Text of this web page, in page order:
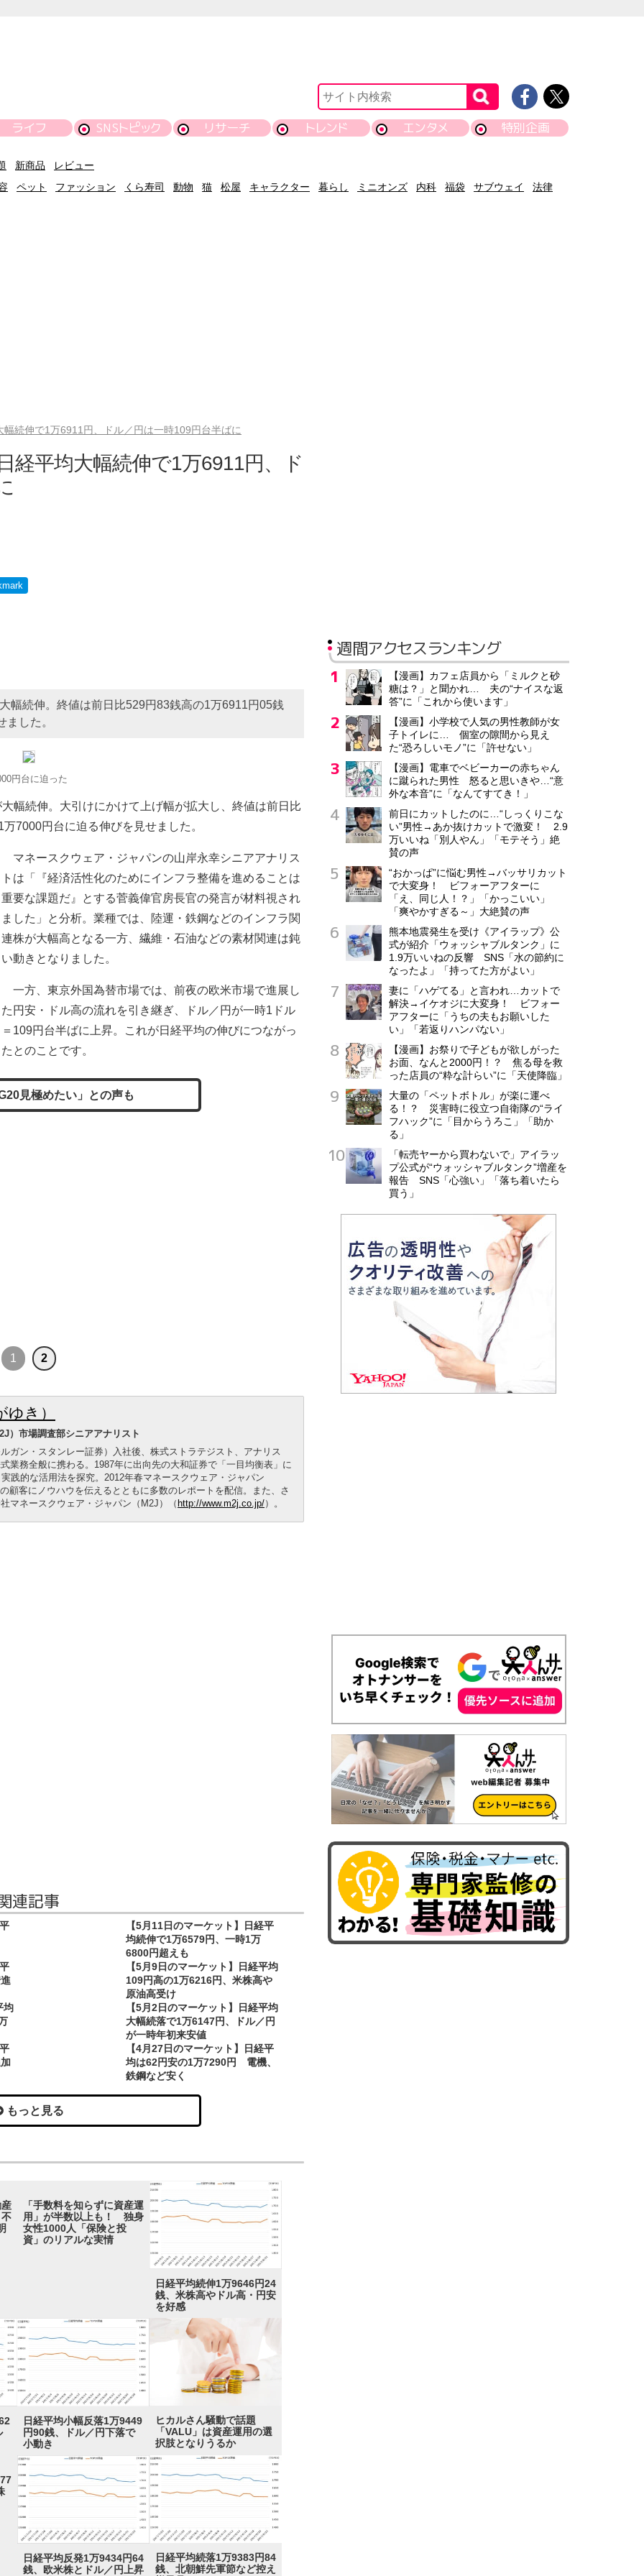
ライフ SNSトピック リサーチ トレンド エンタメ 特別企画
新商品
レビュー
ペット ファッション くら寿司 動物 猫 松屋 キャラクター 暮らし ミニオンズ 内科 福袋 サブウェイ
法律
幅続伸で1万6911円、ドル／円は一時109円台半ばに
経平均大幅続伸で1万6911円、ド
幅続伸。終値は前日比529円83銭高の1万6911円05銭
した。
円台に迫った
幅続伸。大引けにかけて上げ幅が拡大し、終値は前日比
7000円台に迫る伸びを見せました。
マネースクウェア・ジャパンの山岸永幸シニアアナリス
トは「『経済活性化のためにインフラ整備を進めることは
重要な課題だ』とする菅義偉官房長官の発言が材料視され
ました」と分析。業種では、陸運・鉄鋼などのインフラ関
連株が大幅高となる一方、繊維・石油などの素材関連は鈍
い動きとなりました。
一方、東京外国為替市場では、前夜の欧米市場で進展し
た円安・ドル高の流れを引き継ぎ、ドル／円が一時1ドル
＝109円台半ばに上昇。これが日経平均の伸びにつながっ
たとのことです。
見極めたい」との声も
1 2
き）
）市場調査部シニアアナリスト
ガン・スタンレー証券）入社後、株式ストラテジスト、アナリス
業務全般に携わる。1987年に出向先の大和証券で「一目均衡表」に
践的な活用法を探究。2012年春マネースクウェア・ジャパン
顧客にノウハウを伝えるとともに多数のレポートを配信。また、さ
マネースクウェア・ジャパン（M2J）（ http://www.m2j.co.jp/）。
連記事
【5月11日のマーケット】日経平
均続伸で1万6579円、一時1万
6800円超えも
【5月9日のマーケット】日経平均
109円高の1万6216円、米株高や
原油高受け
均
【5月2日のマーケット】日経平均
大幅続落で1万6147円、ドル／円
が一時年初来安値
【4月27日のマーケット】日経平
均は62円安の1万7290円 電機、
鉄鋼など安く
もっと見る
「手数料を知らずに資産運
用」が半数以上も！ 独身
女性1000人「保険と投
資」のリアルな実情
日経平均続伸1万9646円24
銭、米株高やドル高・円安
を好感
日経平均小幅反落1万9449
円90銭、ドル／円下落で
小動き
ヒカルさん騒動で話題
「VALU」は資産運用の選
択肢となりうるか
日経平均反発1万9434円64
銭、欧米株とドル／円上昇
日経平均続落1万9383円84
銭、北朝鮮先軍節など控え
週間アクセスランキング
【漫画】カフェ店員から「ミルクと砂
糖は？」と聞かれ… 夫の“ナイスな返
答”に「これから使います」
【漫画】小学校で人気の男性教師が女
子トイレに… 個室の隙間から見え
た“恐ろしいモノ”に「許せない」
【漫画】電車でベビーカーの赤ちゃん
に蹴られた男性 怒ると思いきや…“意
外な本音”に「なんてすてき！」
前日にカットしたのに…“しっくりこな
い”男性→あか抜けカットで激変！ 2.9
万いいね「別人やん」「モテそう」絶
賛の声
“おかっぱ”に悩む男性→バッサリカット
で大変身！ ビフォーアフターに
「え、同じ人！？」「かっこいい」
「爽やかすぎる～」大絶賛の声
熊本地震発生を受け《アイラップ》公
式が紹介「ウォッシャブルタンク」に
1.9万いいねの反響 SNS「水の節約に
なったよ」「持ってた方がよい」
妻に「ハゲてる」と言われ…カットで
解決→イケオジに大変身！ ビフォー
アフターに「うちの夫もお願いした
い」「若返りハンパない」
【漫画】お祭りで子どもが欲しがった
お面、なんと2000円！？ 焦る母を救
った店員の“粋な計らい”に「天使降臨」
大量の「ペットボトル」が楽に運べ
る！？ 災害時に役立つ自衛隊の“ライ
フハック”に「目からうろこ」「助か
る」
「転売ヤーから買わないで」アイラッ
プ公式が“ウォッシャブルタンク”増産を
報告 SNS「心強い」「落ち着いたら
買う」